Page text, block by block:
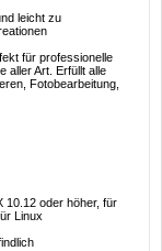
leicht zu
für professionelle
aller Art. Erfüllt alle
Fotobearbeitung,
10.12 oder höher, für
Linux